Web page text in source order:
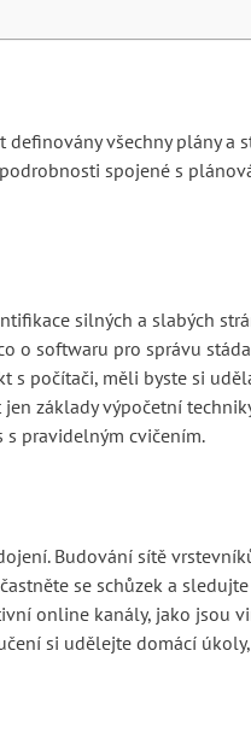
všechny plány a
spojené s
silných a slabých
o softwaru pro správu
s počítači, měli byste si
základy výpočetní
s pravidelným cvičením.
Budování sítě
se schůzek a
online kanály, jako jsou
si udělejte domácí